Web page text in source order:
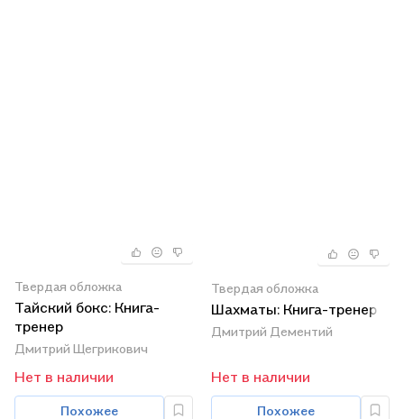
Твердая обложка
Тайский бокс: Книга-
тренер
Дмитрий Щегрикович
Нет в наличии
Похожее
Твердая обложка
Шахматы: Книга-тренер
Дмитрий Дементий
Нет в наличии
Похожее